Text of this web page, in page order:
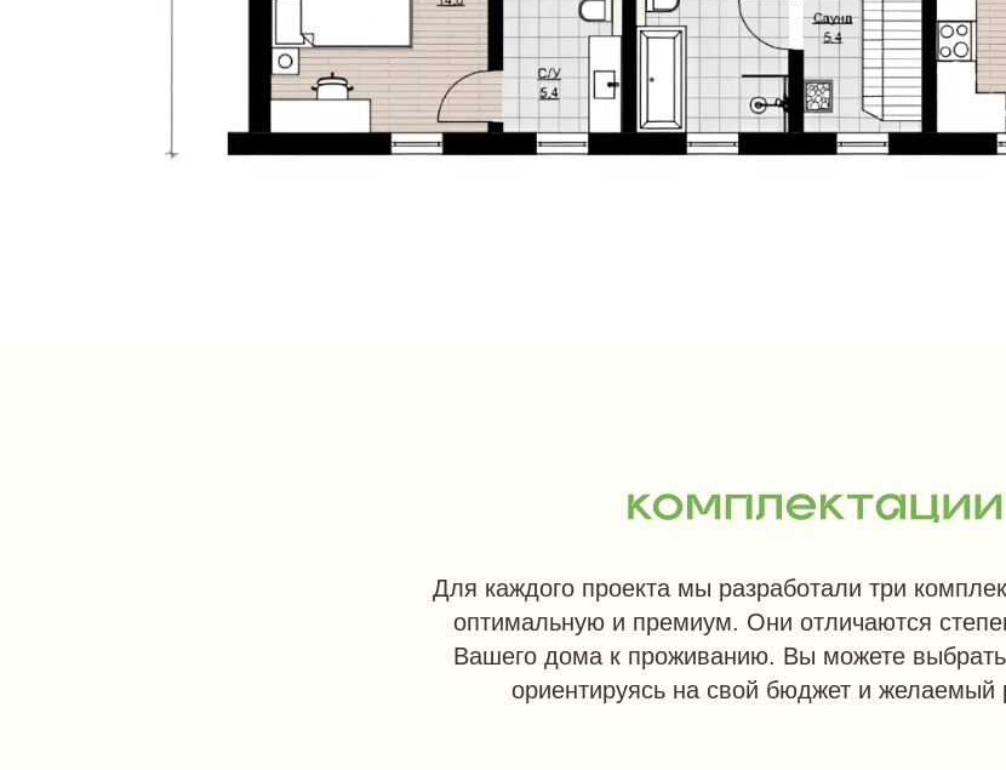
Для каждого проекта мы разработали три
оптимальную и премиум. Они отличаются
Вашего дома к проживанию. Вы можете
ориентируясь на свой бюджет и желаемый